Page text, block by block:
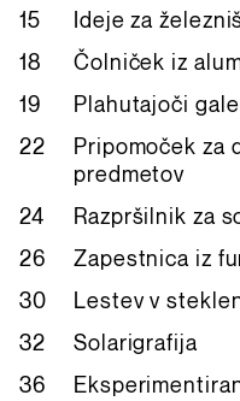
15
Ideje za
18
Čolniček iz
19
Plahutajoči
22
Pripomoček za
predmetov
24
Razpršilnik za
26
Zapestnica iz
30
Lestev v
32
Solarigrafija
36